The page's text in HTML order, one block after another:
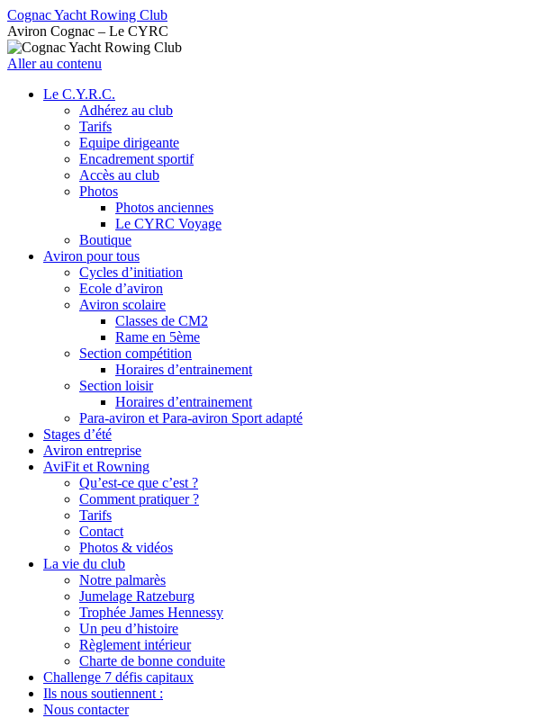
Cognac Yacht Rowing Club
Aviron Cognac – Le CYRC
Aller au contenu
Le C.Y.R.C.
Adhérez au club
Tarifs
Equipe dirigeante
Encadrement sportif
Accès au club
Photos
Photos anciennes
Le CYRC Voyage
Boutique
Aviron pour tous
Cycles d’initiation
Ecole d’aviron
Aviron scolaire
Classes de CM2
Rame en 5ème
Section compétition
Horaires d’entrainement
Section loisir
Horaires d’entrainement
Para-aviron et Para-aviron Sport adapté
Stages d’été
Aviron entreprise
AviFit et Rowning
Qu’est-ce que c’est ?
Comment pratiquer ?
Tarifs
Contact
Photos & vidéos
La vie du club
Notre palmarès
Jumelage Ratzeburg
Trophée James Hennessy
Un peu d’histoire
Règlement intérieur
Charte de bonne conduite
Challenge 7 défis capitaux
Ils nous soutiennent :
Nous contacter